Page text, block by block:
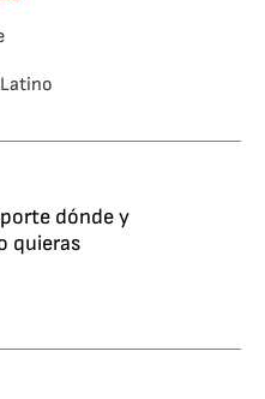
Latino
dónde y
quieras